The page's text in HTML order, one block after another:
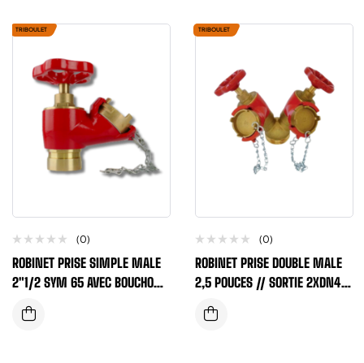
TRIBOULET
(0)
ROBINET PRISE SIMPLE MALE
2″1/2 SYM 65 AVEC BOUCHON
ET VOLANT (TRIBOULET)
TRIBOULET
(0)
ROBINET PRISE DOUBLE MALE
2,5 POUCES // SORTIE 2XDN40
AVEC BOUCHON ET VOLANT